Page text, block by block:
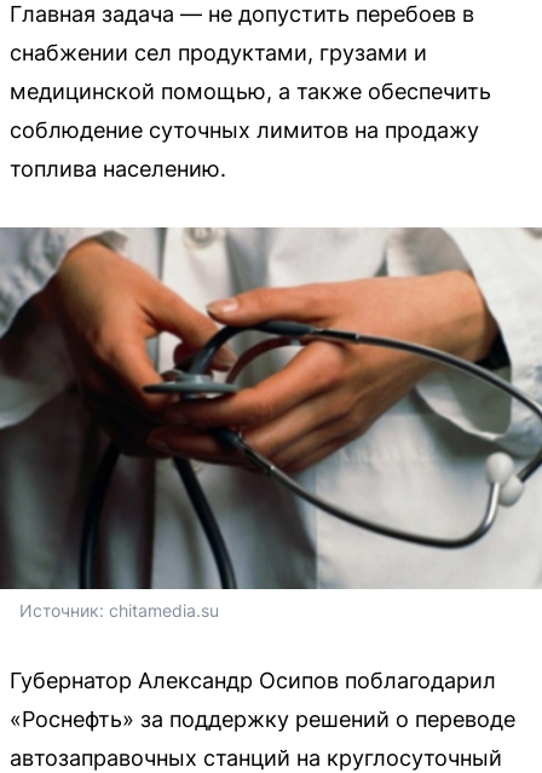
Главная задача — не допустить перебоев в
снабжении сел продуктами, грузами и
медицинской помощью, а также обеспечить
соблюдение суточных лимитов на продажу
топлива населению.
Источник: chitamedia.su
Губернатор Александр Осипов поблагодарил
«Роснефть» за поддержку решений о переводе
автозаправочных станций на круглосуточный